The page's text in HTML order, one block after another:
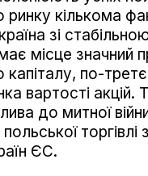
ринку кількома
зі
місце значний
капіталу, по-
вартості
до митної
торгівлі
ЄС.